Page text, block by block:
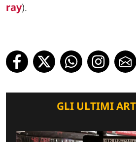
ray).
GLI ULTIMI